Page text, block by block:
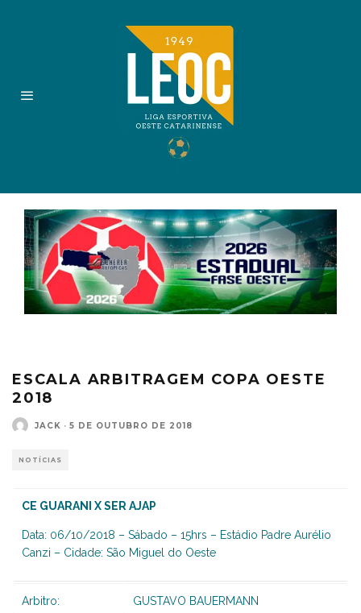
ESCALA ARBITRAGEM COPA OESTE
2018
JACK · 5 DE OUTUBRO DE 2018
NOTÍCIAS
CE GUARANI X SER AJAP
Data: 06/10/2018 – Sábado – 15hrs – Estádio Padre Aurélio
Canzi – Cidade: São Miguel do Oeste
Arbitro: GUSTAVO BAUERMANN